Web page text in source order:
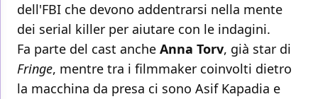
dell'FBI che devono addentrarsi nella mente
dei serial killer per aiutare con le indagini.
Fa parte del cast anche Anna Torv, già star di
Fringe, mentre tra i filmmaker coinvolti dietro
la macchina da presa ci sono Asif Kapadia e